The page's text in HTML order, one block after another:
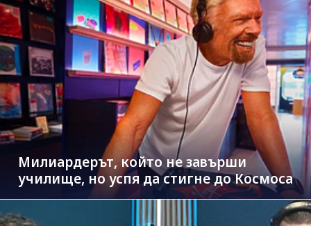
Милиардерът, който не завърши
училище, но успя да стигне до Космоса